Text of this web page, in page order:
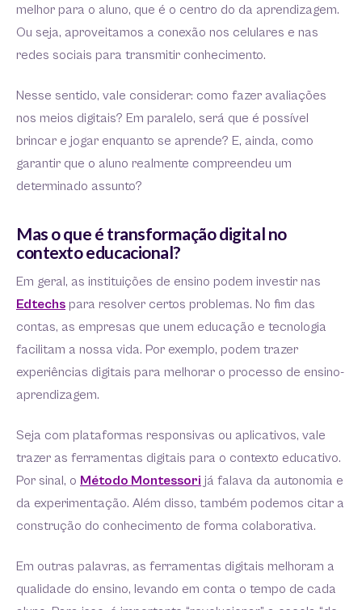
melhor para o aluno, que é o centro do da aprendizagem.
Ou seja, aproveitamos a conexão nos celulares e nas
redes sociais para transmitir conhecimento.
Nesse sentido, vale considerar: como fazer avaliações
nos meios digitais? Em paralelo, será que é possível
brincar e jogar enquanto se aprende? E, ainda, como
garantir que o aluno realmente compreendeu um
determinado assunto?
Mas o que é transformação digital no
contexto educacional?
Em geral, as instituições de ensino podem investir nas
Edtechs para resolver certos problemas. No fim das
contas, as empresas que unem educação e tecnologia
facilitam a nossa vida. Por exemplo, podem trazer
experiências digitais para melhorar o processo de ensino-
aprendizagem.
Seja com plataformas responsivas ou aplicativos, vale
trazer as ferramentas digitais para o contexto educativo.
Por sinal, o Método Montessori já falava da autonomia e
da experimentação. Além disso, também podemos citar a
construção do conhecimento de forma colaborativa.
Em outras palavras, as ferramentas digitais melhoram a
qualidade do ensino, levando em conta o tempo de cada